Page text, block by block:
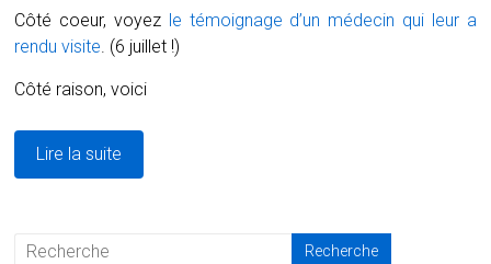
Côté coeur, voyez le témoignage d’un médecin qui leur a
rendu visite. (6 juillet !)
Côté raison, voici
Lire la suite